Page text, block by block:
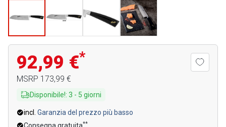
92,99 €*
MSRP 173,99 €
Disponibile!: 3 - 5 giorni
incl. Garanzia del prezzo più basso
**